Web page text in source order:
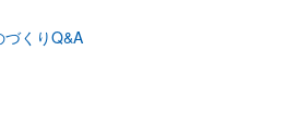
づくりQ&A